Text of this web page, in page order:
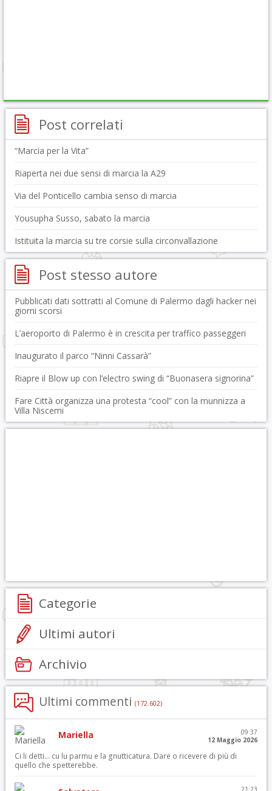
Post correlati
“Marcia per la Vita”
Riaperta nei due sensi di marcia la A29
Via del Ponticello cambia senso di marcia
Yousupha Susso, sabato la marcia
Istituita la marcia su tre corsie sulla circonvallazione
Post stesso autore
Pubblicati dati sottratti al Comune di Palermo dagli hacker nei
giorni scorsi
L’aeroporto di Palermo è in crescita per traffico passeggeri
Inaugurato il parco “Ninni Cassarà”
Riapre il Blow up con l’electro swing di “Buonasera signorina”
Fare Città organizza una protesta “cool” con la munnizza a
Villa Niscemi
Categorie
Ultimi autori
Archivio
Ultimi commenti (172.602)
Mariella
09:37
12 Maggio 2026
Ci li detti… cu lu parmu e la gnutticatura. Dare o ricevere di più di
quello che spetterebbe.
21:23